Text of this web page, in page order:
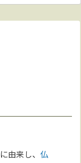
に由来し、仏